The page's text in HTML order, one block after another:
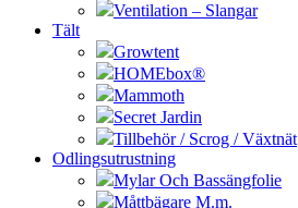
Ventilation – Slangar
Tält
Growtent
HOMEbox®
Mammoth
Secret Jardin
Tillbehör / Scrog / Växtnät
Odlingsutrustning
Mylar Och Bassängfolie
Måttbägare M.m.